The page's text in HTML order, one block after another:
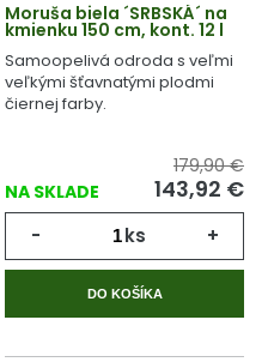
Moruša biela ´SRBSKÁ´ na
kmienku 150 cm, kont. 12 l
Samoopelivá odroda s veľmi
veľkými šťavnatými plodmi
čiernej farby.
NA SKLADE
179,90 €
143,92 €
- ks +
DO KOŠÍKA